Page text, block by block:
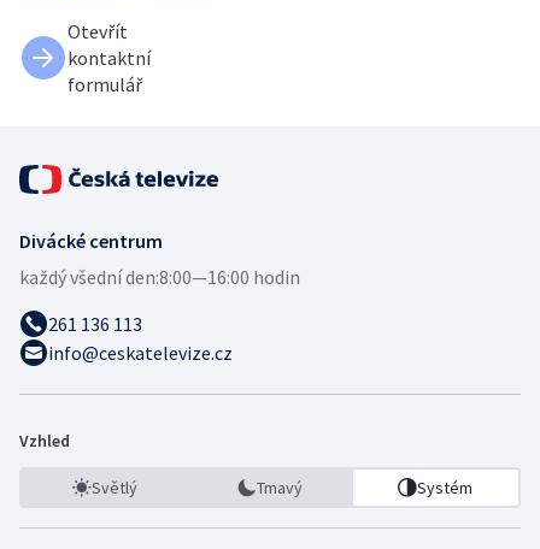
Otevřít
kontaktní
formulář
Divácké centrum
každý všední den:8:00—16:00 hodin
261 136 113
info@ceskatelevize.cz
Vzhled
Světlý Tmavý Systém